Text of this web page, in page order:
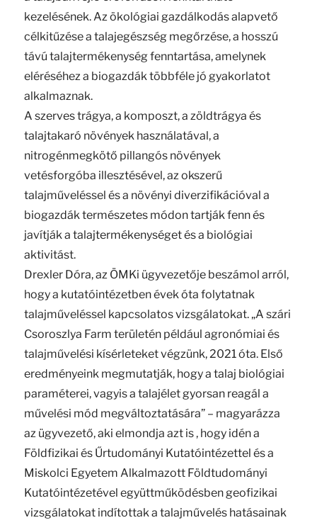
kezelésének. Az ökológiai gazdálkodás alapvető
célkitűzése a talajegészség megőrzése, a hosszú
távú talajtermékenység fenntartása, amelynek
eléréséhez a biogazdák többféle jó gyakorlatot
alkalmaznak.
A szerves trágya, a komposzt, a zöldtrágya és
talajtakaró növények használatával, a
nitrogénmegkötő pillangós növények
vetésforgóba illesztésével, az okszerű
talajműveléssel és a növényi diverzifikációval a
biogazdák természetes módon tartják fenn és
javítják a talajtermékenységet és a biológiai
aktivitást.
Drexler Dóra, az ÖMKi ügyvezetője beszámol arról,
hogy a kutatóintézetben évek óta folytatnak
talajműveléssel kapcsolatos vizsgálatokat. „A szári
Csoroszlya Farm területén például agronómiai és
talajművelési kísérleteket végzünk, 2021 óta. Első
eredményeink megmutatják, hogy a talaj biológiai
paraméterei, vagyis a talajélet gyorsan reagál a
művelési mód megváltoztatására” – magyarázza
az ügyvezető, aki elmondja azt is , hogy idén a
Földfizikai és Űrtudományi Kutatóintézettel és a
Miskolci Egyetem Alkalmazott Földtudományi
Kutatóintézetével együttműködésben geofizikai
vizsgálatokat indítottak a talajművelés hatásainak